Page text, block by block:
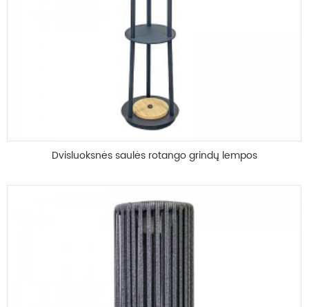
Dvisluoksnės saulės rotango grindų lempos